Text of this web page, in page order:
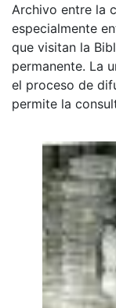
Archivo entre la
especialmente
que visitan la
permanente. La
el proceso de
permite la